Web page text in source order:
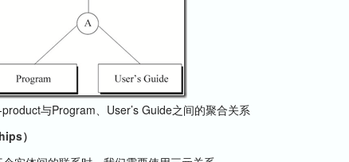
与Program、User’s Guide之间的聚合关系
）